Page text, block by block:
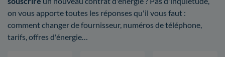
on vous apporte toutes les réponses qu'il vous faut :
comment changer de fournisseur, numéros de téléphone,
tarifs, offres d'énergie…